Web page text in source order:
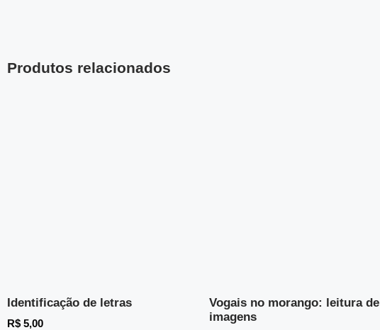
Produtos relacionados
Identificação de letras
R$ 5,00
Vogais no morango: leitura de
imagens